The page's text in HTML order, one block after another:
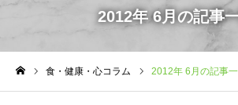
初めての方へー診療の方針
食・健康・心コラム
2012年 6月の記事
食・健康・心コラム 2012年 6月の記事